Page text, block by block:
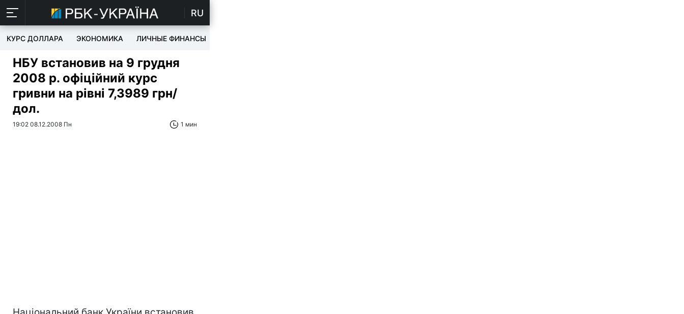
RU
КУРС ДОЛЛАРА ЭКОНОМИКА ЛИЧНЫЕ ФИНАНСЫ
НБУ встановив на 9 грудня
2008 р. офіційний курс
гривни на рівні 7,3989 грн/
дол.
19:02 08.12.2008 Пн 1 мин